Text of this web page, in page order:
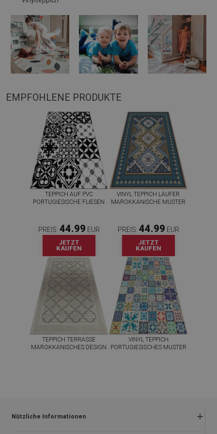
EMPFOHLENE PRODUKTE
TEPPICH AUF PVC
PORTUGIESISCHE FLIESEN
PREIS: 44.99 EUR
JETZT
KAUFEN
VINYL TEPPICH LÄUFER
MAROKKANISCHE MUSTER
PREIS: 44.99 EUR
JETZT
KAUFEN
TEPPICH TERRASSE
MAROKKANISCHES DESIGN
VINYL TEPPICH
PORTUGIESISCHES MUSTER
Nützliche Informationen